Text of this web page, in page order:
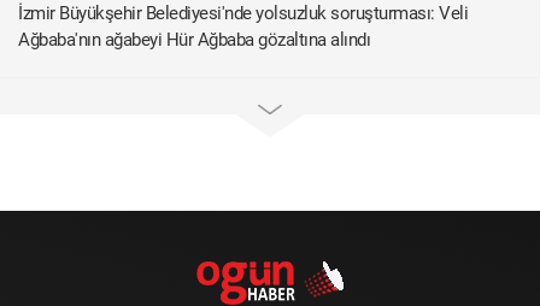
İzmir Büyükşehir Belediyesi'nde yolsuzluk soruşturması: Veli
Ağbaba'nın ağabeyi Hür Ağbaba gözaltına alındı